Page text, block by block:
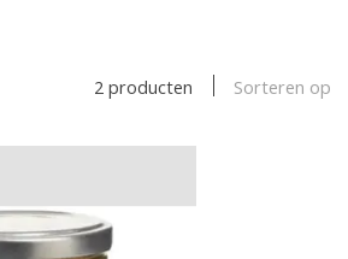
2 producten Sorteren op